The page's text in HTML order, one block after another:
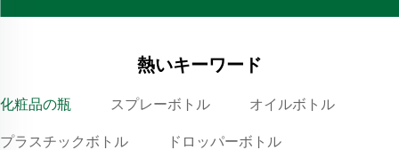
熱いキーワード
化粧品の瓶 スプレーボトル オイルボトル
プラスチックボトル ドロッパーボトル